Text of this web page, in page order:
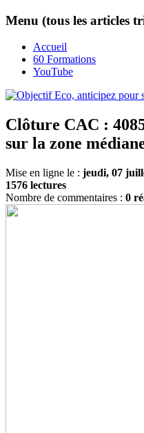
Menu (tous les articles
Accueil
60 Formations
YouTube
Clôture CAC :
sur la zone
Mise en ligne le : jeudi, 07
1576 lectures
Nombre de commentaires : 0